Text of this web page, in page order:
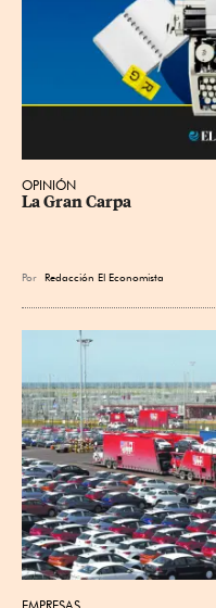
OPINIÓN
La Gran Carpa
Por Redacción El Economista